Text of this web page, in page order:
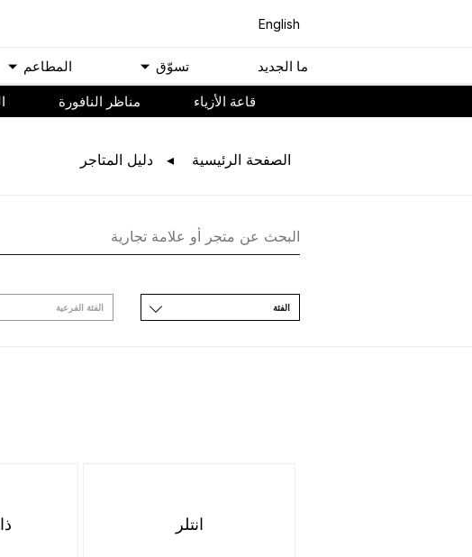
English
ﻣﺎ اﻟﺠﺪﻳﺪ ﺗﺴﻮّﻕ اﻟﻤﻄﺎﻋﻢ
ﻗﺎﻋﺔ اﻷﺯﻳﺎء مناظر النافورة
اﻟﺼﻔﺤﺔ اﻟﺮﺋﻴﺴﻴﺔ ﺩﻟﻴﻞ اﻟﻤﺘﺎﺟﺮ
اﻟﻔﺌﺔ اﻟﻔﺌﺔ اﻟﻔﺮﻋﻴﺔ
انتلر